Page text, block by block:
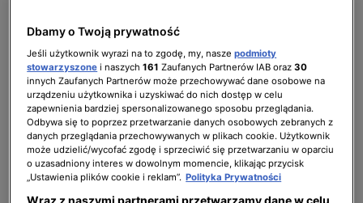
Dbamy o Twoją prywatność
Jeśli użytkownik wyrazi na to zgodę, my, naszepodmioty
stowarzyszone i naszych161 Zaufanych Partnerów IAB oraz30
innych Zaufanych Partnerów może przechowywać dane osobowe na
urządzeniu użytkownika i uzyskiwać do nich dostęp w celu
zapewnienia bardziej spersonalizowanego sposobu przeglądania.
Odbywa się to poprzez przetwarzanie danych osobowych zebranych z
danych przeglądania przechowywanych w plikach cookie. Użytkownik
może udzielić/wycofać zgodę i sprzeciwić się przetwarzaniu w oparciu
o uzasadniony interes w dowolnym momencie, klikając przycisk
„Ustawienia plików cookie i reklam”. Polityka Prywatności